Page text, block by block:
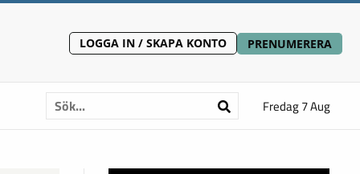
LOGGA IN / SKAPA KONTO PRENUMERERA
Fredag 7 Aug